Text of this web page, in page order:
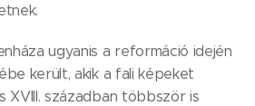
ugyanis a reformáció idején
került, akik a fali képeket
XVIII. században többször is